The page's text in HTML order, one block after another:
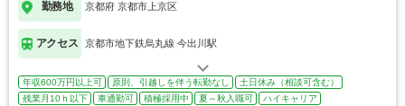
勤務地 京都府 京都市上京区
アクセス 京都市地下鉄烏丸線 今出川駅
年収600万円以上可 原則、引越しを伴う転勤なし
土日休み（相談可含む）
残業月10ｈ以下
車通勤可 積極採用中 夏～秋入職可 ハイキャリア